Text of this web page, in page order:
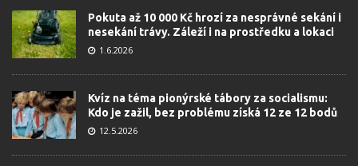
Pokuta až 10 000 Kč hrozí za nesprávné sekání i
nesekání trávy. Záleží i na prostředku a lokaci
1.6.2026
Kvíz na téma pionýrské tábory za socialismu:
Kdo je zažil, bez problému získá 12 ze 12 bodů
12.5.2026